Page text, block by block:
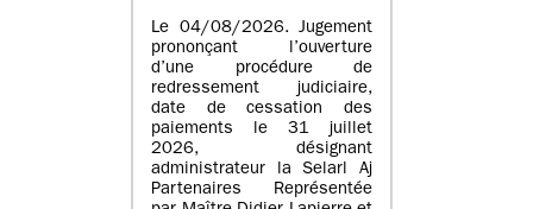
Le 04/08/2026. Jugement
prononçant l’ouverture
d’une procédure de
redressement judiciaire,
date de cessation des
paiements le 31 juillet
2026, désignant
administrateur la Selarl Aj
Partenaires Représentée